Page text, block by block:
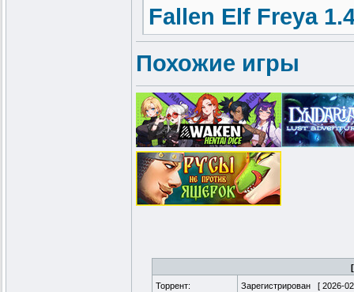
Fallen Elf Freya
Похожие игры
Торрент:
Зарегистрирован [ 2026-